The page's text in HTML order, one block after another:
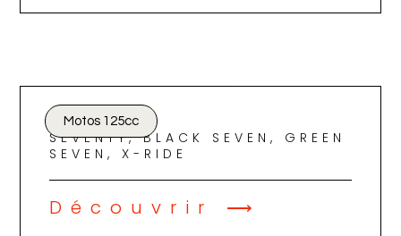
SEVENTY, BLACK SEVEN, GREEN
SEVEN, X-RIDE
Découvrir ⟶
Motos 125cc